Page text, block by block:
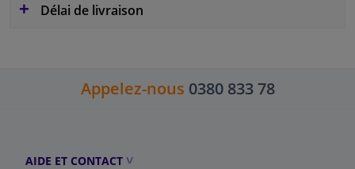
Délai de livraison
Appelez-nous 0380 833 78
AIDE ET CONTACT